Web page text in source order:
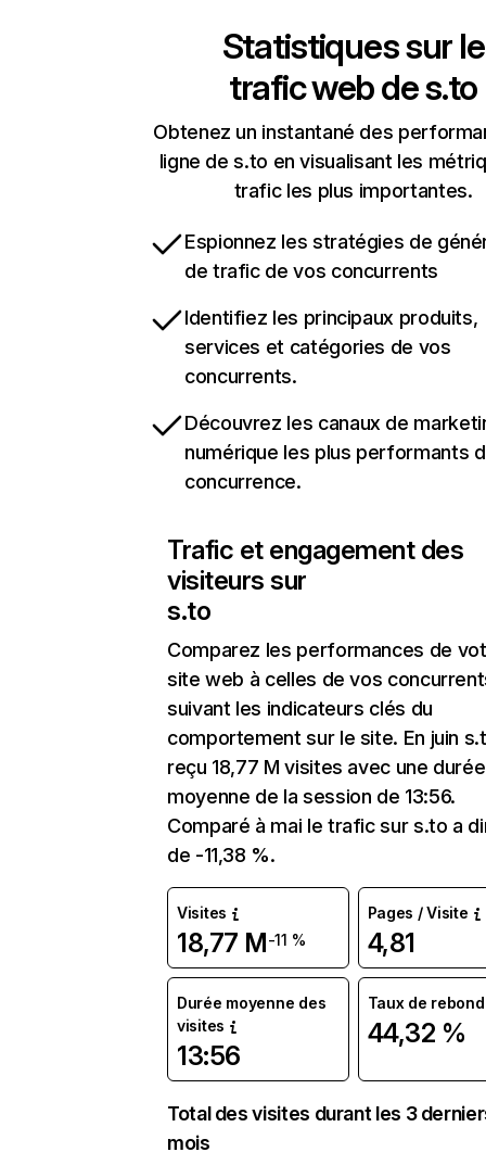
Statistiques sur le
trafic web des.to
Obtenez un instantané des
ligne de s.to en visualisant les
trafic les plus importantes.
Espionnez les stratégies de
de trafic de vos concurrents
Identifiez les principaux produits,
services et catégories de vos
concurrents.
Découvrez les canaux de
numérique les plus performants
concurrence.
Trafic et engagement des
visiteurs sur
s.to
Comparez les performances de
site web à celles de vos
suivant les indicateurs clés du
comportement sur le site. En juin
reçu 18,77 M visites avec une durée
moyenne de la session de 13:56.
Comparé à mai le trafic sur s.to a
de -11,38 %.
Visites
18,77 M-11 %
Pages / Visite
4,81
Durée moyenne des
visites
13:56
Taux de rebond
44,32 %
Total des visites durant les 3
mois